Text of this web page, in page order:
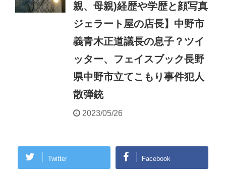
親、母親)経歴や学歴と顔写真
ジェラート屋の店長】中野市
義青木正道議長の息子？ツイ
ッター、フェイスブック長野
県中野市立てこもり事件犯人
散弾銃
2023/05/26
Twitter Facebook